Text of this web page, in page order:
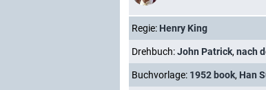
Regie: Henry King
Drehbuch:John Patrick, nach
Buchvorlage: 1952 book, Han